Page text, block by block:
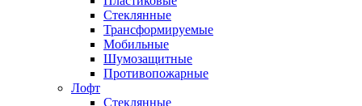
Стеклянные
Трансформируемые
Мобильные
Шумозащитные
Противопожарные
Лофт
Стеклянные